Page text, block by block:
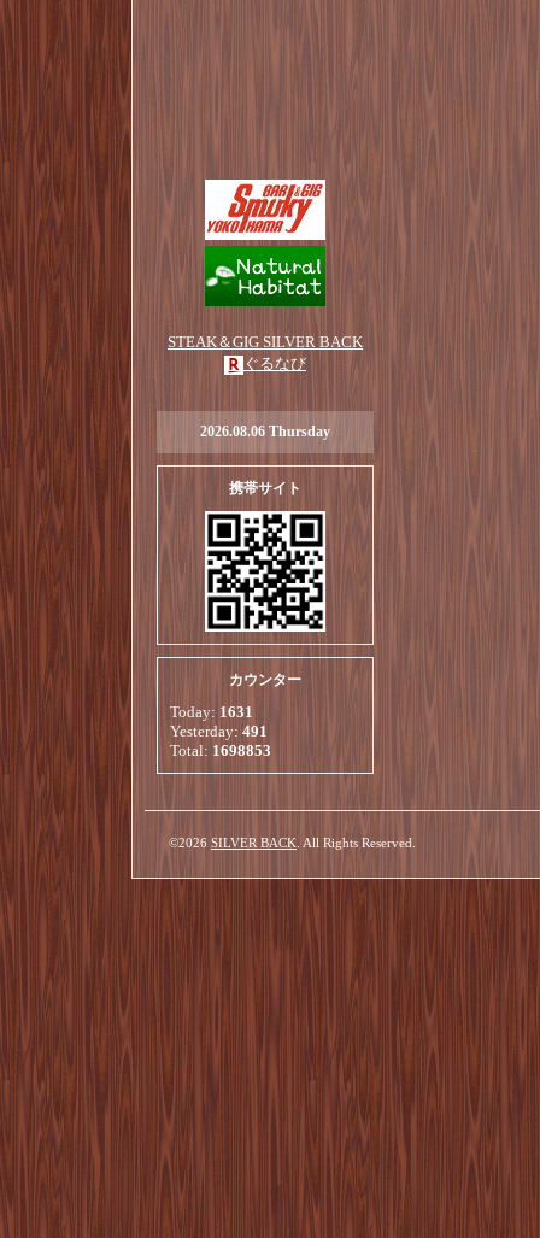
STEAK＆GIG SILVER BACK
ぐるなび
2026.08.06 Thursday
携帯サイト
カウンター
Today: 1631
Yesterday: 491
Total: 1698853
©2026 SILVER BACK . All Rights Reserved.